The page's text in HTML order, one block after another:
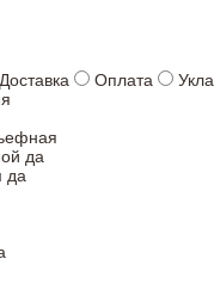
Доставка Оплата
да
да